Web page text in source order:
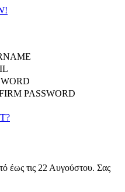
PASSWORD
έως τις 22 Αυγούστου. Σας